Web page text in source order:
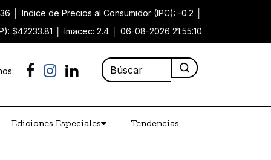
Indice de Precios al Consumidor (IPC): -0.2
$42233.81
Imacec: 2.4 06-08-2026 21:55:10
Ediciones Especiales Tendencias